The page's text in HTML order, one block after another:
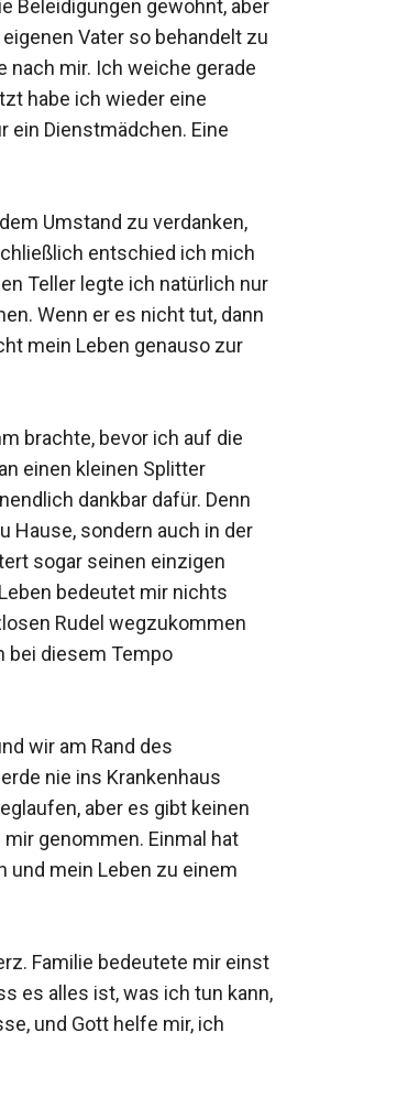
Beleidigungen gewohnt, aber
Vater so behandelt zu
nach mir. Ich weiche gerade
habe ich wieder eine
ein Dienstmädchen. Eine
Umstand zu verdanken,
entschied ich mich
Teller legte ich natürlich nur
Wenn er es nicht tut, dann
mein Leben genauso zur
brachte, bevor ich auf die
einen kleinen Splitter
dankbar dafür. Denn
Hause, sondern auch in der
sogar seinen einzigen
bedeutet mir nichts
Rudel wegzukommen
bei diesem Tempo
wir am Rand des
nie ins Krankenhaus
aber es gibt keinen
genommen. Einmal hat
und mein Leben zu einem
Familie bedeutete mir einst
es alles ist, was ich tun kann,
und Gott helfe mir, ich